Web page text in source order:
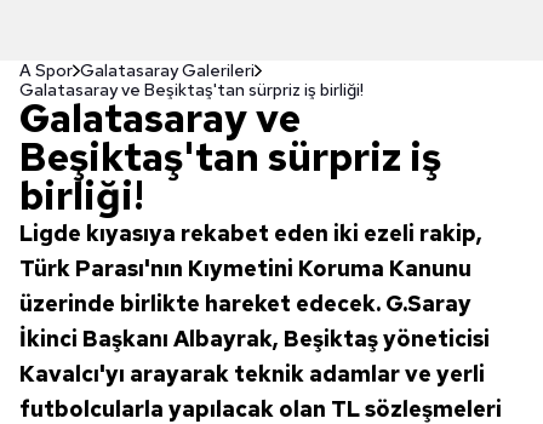
A Spor Galatasaray Galerileri
Galatasaray ve Beşiktaş'tan sürpriz iş birliği!
Galatasaray ve
Beşiktaş'tan sürpriz iş
birliği!
Ligde kıyasıya rekabet eden iki ezeli rakip,
Türk Parası'nın Kıymetini Koruma Kanunu
üzerinde birlikte hareket edecek. G.Saray
İkinci Başkanı Albayrak, Beşiktaş yöneticisi
Kavalcı'yı arayarak teknik adamlar ve yerli
futbolcularla yapılacak olan TL sözleşmeleri